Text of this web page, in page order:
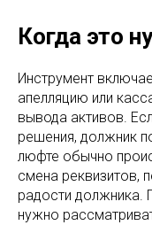
Когда это
Инструмент
апелляцию или
вывода активов.
решения, должник
люфте обычно
смена реквизитов,
радости должника.
нужно